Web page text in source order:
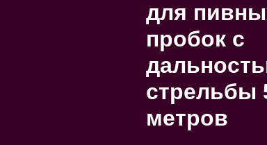
для
пробок с
стрельбы
метров